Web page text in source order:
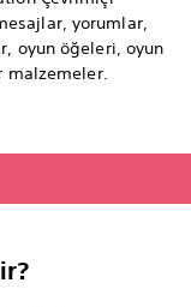
yorumlar,
oyun öğeleri, oyun
malzemeler.